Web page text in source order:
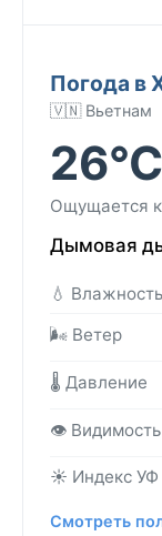
Погода в
🇻🇳 Вьетнам
26°C
Ощущается
Дымовая
💧 Влажность
🌬️ Ветер
🌡️ Давление
👁️ Видимость
☀️ Индекс УФ
Смотреть